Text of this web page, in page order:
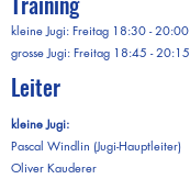
kleine Jugi: Freitag 18:30 - 20:00
grosse Jugi: Freitag 18:45 - 20:15
Leiter
kleine Jugi:
Pascal Windlin (Jugi-Hauptleiter)
Oliver Kauderer